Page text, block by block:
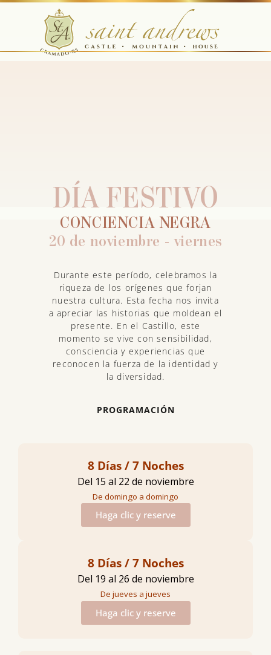
DÍA FESTIVO
CONCIENCIA NEGRA
20 de noviembre - viernes
Durante este período, celebramos la
riqueza de los orígenes que forjan
nuestra cultura. Esta fecha nos invita
a apreciar las historias que moldean el
presente. En el Castillo, este
momento se vive con sensibilidad,
consciencia y experiencias que
reconocen la fuerza de la identidad y
la diversidad.
PROGRAMACIÓN
8 Días / 7 Noches
Del 15 al 22 de noviembre
De domingo a domingo
Haga clic y reserve
8 Días / 7 Noches
Del 19 al 26 de noviembre
De jueves a jueves
Haga clic y reserve